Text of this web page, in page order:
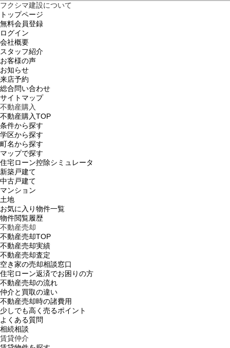
フクシマ建設について
トップページ
無料会員登録
ログイン
会社概要
スタッフ紹介
お客様の声
お知らせ
来店予約
総合問い合わせ
サイトマップ
不動産購入
不動産購入TOP
条件から探す
学区から探す
町名から探す
マップで探す
住宅ローン控除シミュレータ
新築戸建て
中古戸建て
マンション
土地
お気に入り物件一覧
物件閲覧履歴
不動産売却
不動産売却TOP
不動産売却実績
不動産売却査定
空き家の売却相談窓口
住宅ローン返済でお困りの方
不動産売却の流れ
仲介と買取の違い
不動産売却時の諸費用
少しでも高く売るポイント
よくある質問
相続相談
賃貸仲介